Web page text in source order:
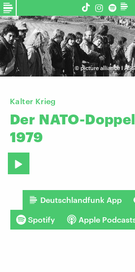
© picture alliance I
Kalter Krieg
Der NATO-
1979
Deutschlandfunk App
Spotify Apple